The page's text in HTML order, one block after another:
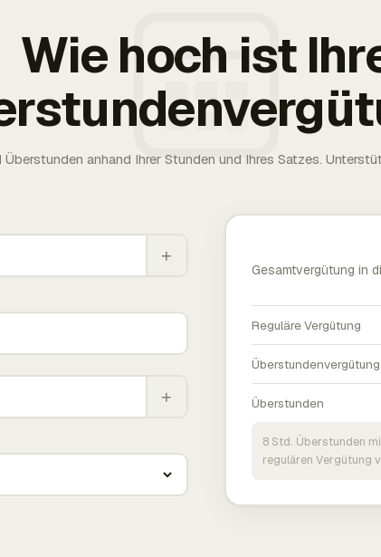
Wie hoch ist
Überstunden anhand Ihrer Stunden und Ihres Satzes.
+
+
Gesamtvergütung in
Reguläre Vergütung
Überstundenvergütung
Überstunden
8 Std. Überstunden
regulären Vergütung